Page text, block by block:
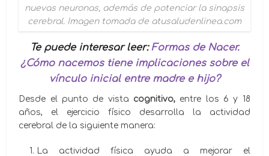
nuevas neuronas, además de potenciar la sinapsis
cerebral. Imagen tomada de atusaludenlinea.com
Te puede interesar leer:Formas de Nacer.
¿Cómo nacemos tiene implicaciones sobre el
vínculo inicial entre madre e hijo?
Desde el punto de vista cognitivo, entre los 6 y 18
años, el ejercicio físico desarrolla la actividad
cerebral de la siguiente manera:
La actividad física ayuda a mejorar el